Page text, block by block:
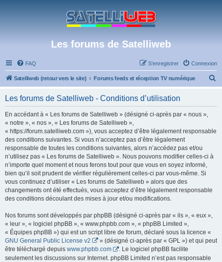
Les forums de Satelliweb
FAQ Connexion
S’enregistrer
Satelliweb (retour vers le site) Forums feeds et réception TV numérique
Les forums de Satelliweb - Conditions d’utilisation
En accédant à « Les forums de Satelliweb » (désigné ci-après par « nous »,
« notre », « nos », « Les forums de Satelliweb »,
« https://forum.satelliweb.com »), vous acceptez d’être légalement responsable
des conditions suivantes. Si vous n’acceptez pas d’être légalement
responsable de toutes les conditions suivantes, alors n’accédez pas et/ou
n’utilisez pas « Les forums de Satelliweb ». Nous pouvons modifier celles-ci à
n’importe quel moment et nous ferons tout pour que vous en soyez informé,
bien qu’il soit prudent de vérifier régulièrement celles-ci par vous-même. Si
vous continuez d’utiliser « Les forums de Satelliweb » alors que des
changements ont été effectués, vous acceptez d’être légalement responsable
des conditions découlant des mises à jour et/ou modifications.
Nos forums sont développés par phpBB (désigné ci-après par « ils », « eux »,
« leur », « logiciel phpBB », « www.phpbb.com », « phpBB Limited »,
« Équipes phpBB ») qui est un script libre de forum, déclaré sous la licence «
GNU General Public License v2
» (désigné ci-après par « GPL ») et qui peut
être téléchargé depuis www.phpbb.com
. Le logiciel phpBB facilite
seulement les discussions sur Internet. phpBB Limited n’est pas responsable